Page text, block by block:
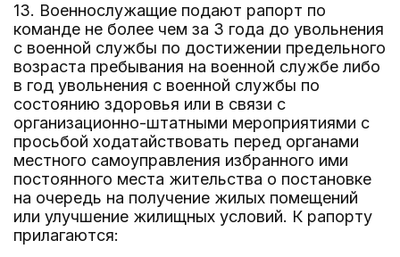
13. Военнослужащие подают рапорт по
команде не более чем за 3 года до увольнения
с военной службы по достижении предельного
возраста пребывания на военной службе либо
в год увольнения с военной службы по
состоянию здоровья или в связи с
организационно-штатными мероприятиями с
просьбой ходатайствовать перед органами
местного самоуправления избранного ими
постоянного места жительства о постановке
на очередь на получение жилых помещений
или улучшение жилищных условий. К рапорту
прилагаются: